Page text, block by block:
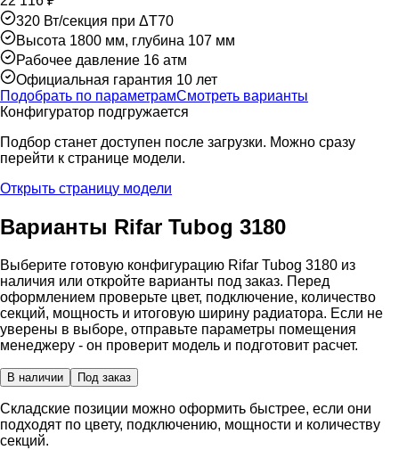
320 Вт/секция при ΔT70
Высота 1800 мм, глубина 107 мм
Рабочее давление 16 атм
Официальная гарантия 10 лет
Подобрать по параметрамСмотреть варианты
Конфигуратор подгружается
Подбор станет доступен после загрузки. Можно сразу
перейти к странице модели.
Открыть страницу модели
Варианты Rifar Tubog 3180
Выберите готовую конфигурацию Rifar Tubog 3180 из
наличия или откройте варианты под заказ. Перед
оформлением проверьте цвет, подключение, количество
секций, мощность и итоговую ширину радиатора. Если не
уверены в выборе, отправьте параметры помещения
менеджеру - он проверит модель и подготовит расчет.
В наличии Под заказ
Складские позиции можно оформить быстрее, если они
подходят по цвету, подключению, мощности и количеству
секций.